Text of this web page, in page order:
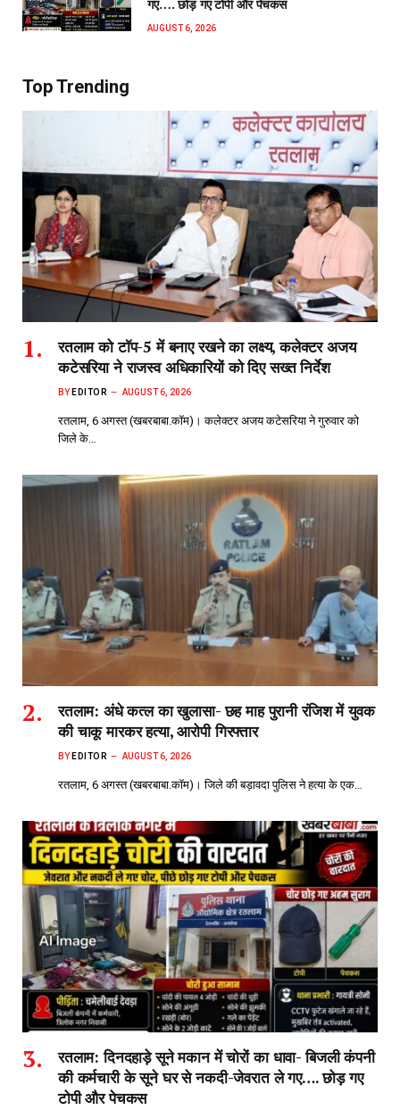
गए…. छोड़ गए टोपी और पेचकस
AUGUST 6, 2026
Top Trending
रतलाम को टॉप-5 में बनाए रखने का लक्ष्य, कलेक्टर अजय
कटेसरिया ने राजस्व अधिकारियों को दिए सख्त निर्देश
BY EDITOR AUGUST 6, 2026
रतलाम, 6 अगस्त (खबरबाबा.कॉम)। कलेक्टर अजय कटेसरिया ने गुरुवार को
जिले के…
रतलाम: अंधे कत्ल का खुलासा- छह माह पुरानी रंजिश में युवक
की चाकू मारकर हत्या, आरोपी गिरफ्तार
BY EDITOR AUGUST 6, 2026
रतलाम, 6 अगस्त (खबरबाबा.कॉम)। जिले की बड़ावदा पुलिस ने हत्या के एक…
रतलाम: दिनदहाड़े सूने मकान में चोरों का धावा- बिजली कंपनी
की कर्मचारी के सूने घर से नकदी-जेवरात ले गए…. छोड़ गए
टोपी और पेचकस